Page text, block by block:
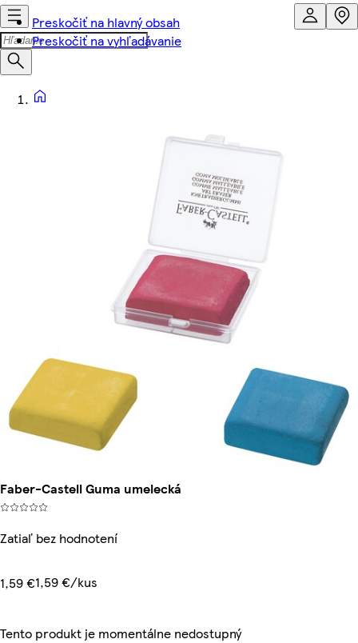
Preskočiť na hlavný obsah
Preskočiť na vyhľadávanie
Faber-Castell Guma umelecká
Zatiaľ bez hodnotení
1,59 €1,59 €/kus
Tento produkt je momentálne nedostupný